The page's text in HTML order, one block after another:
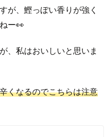
が、鰹っぽい香りが強く
ー👀
、私はおいしいと思いま
くなるのでこちらは注意